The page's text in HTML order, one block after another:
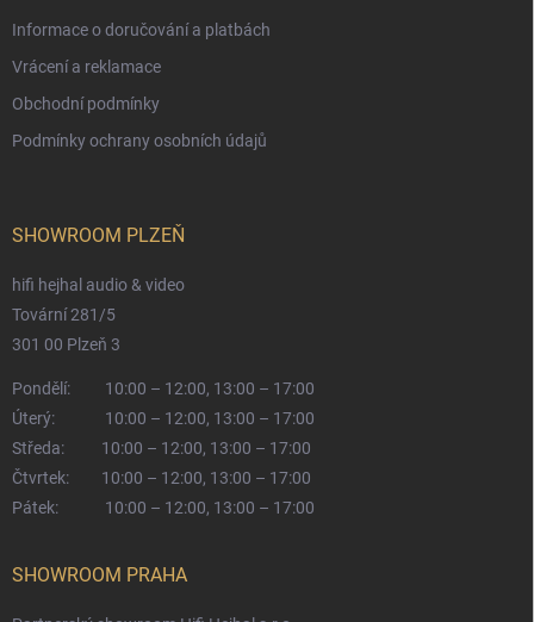
Informace o doručování a platbách
Vrácení a reklamace
Obchodní podmínky
Podmínky ochrany osobních údajů
SHOWROOM PLZEŇ
hifi hejhal audio & video
Tovární 281/5
301 00 Plzeň 3
Pondělí:
10:00 – 12:00, 13:00 – 17:00
Úterý:
10:00 – 12:00, 13:00 – 17:00
Středa:
10:00 – 12:00, 13:00 – 17:00
Čtvrtek:
10:00 – 12:00, 13:00 – 17:00
Pátek:
10:00 – 12:00, 13:00 – 17:00
SHOWROOM PRAHA